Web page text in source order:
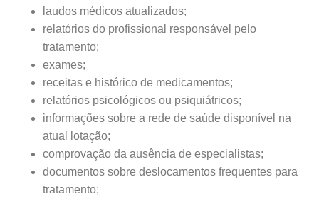
laudos médicos atualizados;
relatórios do profissional responsável pelo
tratamento;
exames;
receitas e histórico de medicamentos;
relatórios psicológicos ou psiquiátricos;
informações sobre a rede de saúde disponível na
atual lotação;
comprovação da ausência de especialistas;
documentos sobre deslocamentos frequentes para
tratamento;